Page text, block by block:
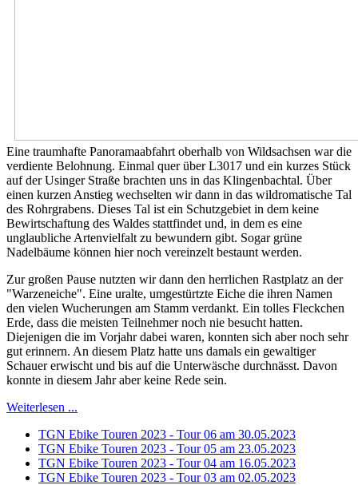
Eine traumhafte Panoramaabfahrt oberhalb von Wildsachsen war die
verdiente Belohnung. Einmal quer über L3017 und ein kurzes Stück
auf der Usinger Straße brachten uns in das Klingenbachtal. Über
einen kurzen Anstieg wechselten wir dann in das wildromatische Tal
des Rohrgrabens. Dieses Tal ist ein Schutzgebiet in dem keine
Bewirtschaftung des Waldes stattfindet und, in dem es eine
unglaubliche Artenvielfalt zu bewundern gibt. Sogar grüne
Nadelbäume können hier noch vereinzelt bestaunt werden.
Zur großen Pause nutzten wir dann den herrlichen Rastplatz an der
"Warzeneiche". Eine uralte, umgestürtzte Eiche die ihren Namen
den vielen Wucherungen am Stamm verdankt. Ein tolles Fleckchen
Erde, dass die meisten Teilnehmer noch nie besucht hatten.
Diejenigen die im Vorjahr dabei waren, konnten sich aber noch sehr
gut erinnern. An diesem Platz hatte uns damals ein gewaltiger
Schauer erwischt und bis auf die Unterwäsche durchnässt. Davon
konnte in diesem Jahr aber keine Rede sein.
Weiterlesen ...
TGN Ebike Touren 2023 - Tour 06 am 30.05.2023
TGN Ebike Touren 2023 - Tour 05 am 23.05.2023
TGN Ebike Touren 2023 - Tour 04 am 16.05.2023
TGN Ebike Touren 2023 - Tour 03 am 02.05.2023